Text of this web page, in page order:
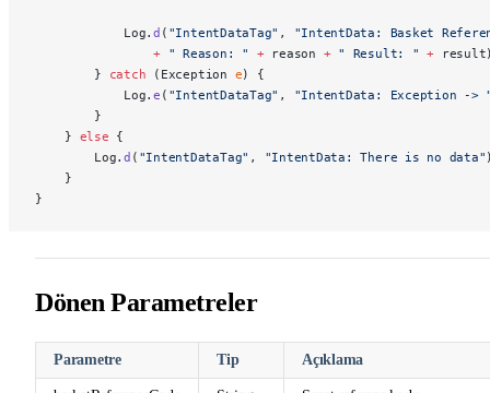
            Log.
d ( "IntentDataTag" , "IntentData: Basket
                +
" Reason: " + reason + " Result: " +
        }
catch (Exception e) {
            Log.
e ( "IntentDataTag" , "IntentData: Exception ->
        }
    }
else {
        Log.
d ( "IntentDataTag" , "IntentData: There is no data"
    }
}
Dönen Parametreler
Parametre Tip Açıklama